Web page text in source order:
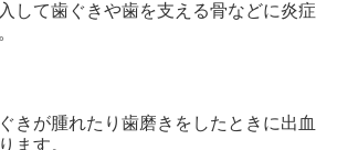
して歯ぐきや歯を支える骨などに炎症
きが腫れたり歯磨きをしたときに出血
ます。